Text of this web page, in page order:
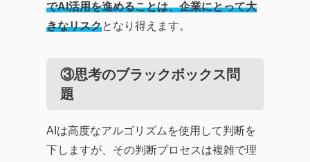
でAI活用を進めることは、企業にとって大
きなリスクとなり得えます。
③思考のブラックボックス問
題
AIは高度なアルゴリズムを使用して判断を
下しますが、その判断プロセスは複雑で理